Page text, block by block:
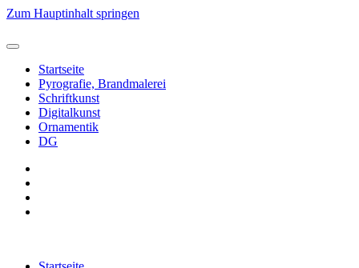
Zum Hauptinhalt springen
Startseite
Pyrografie, Brandmalerei
Schriftkunst
Digitalkunst
Ornamentik
DG